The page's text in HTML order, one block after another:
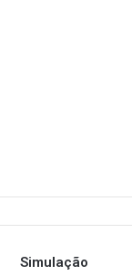
Simulação